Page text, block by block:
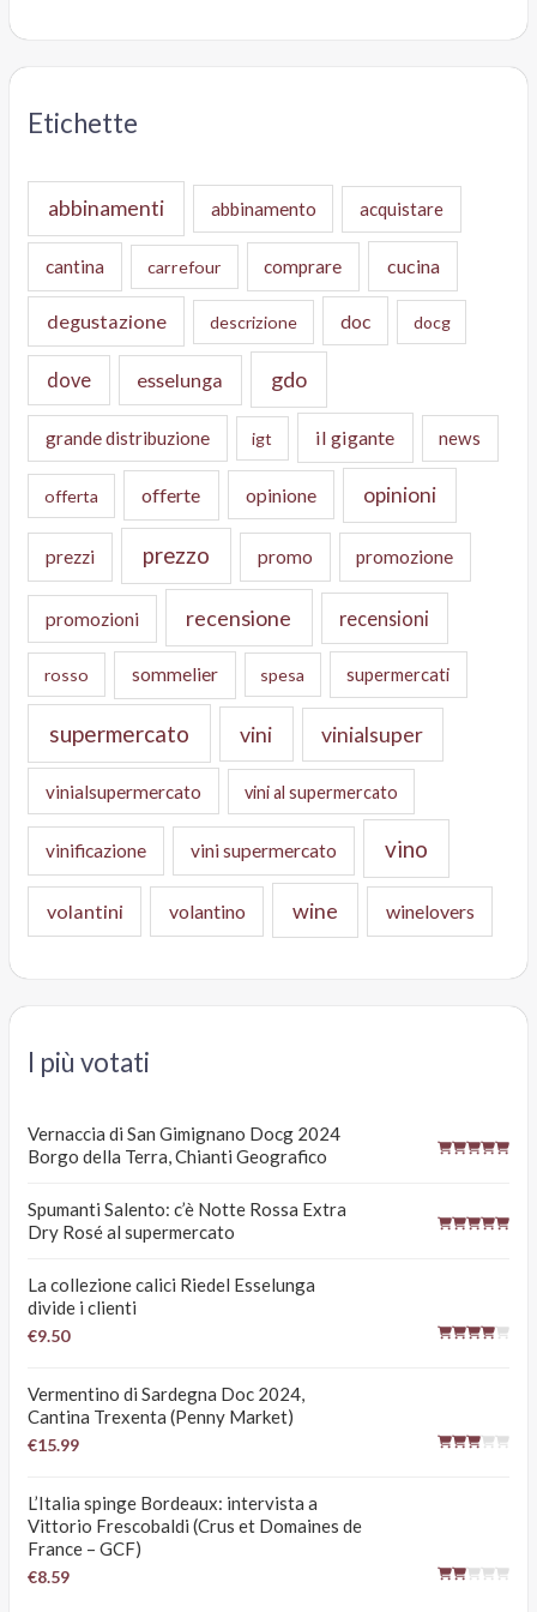
Etichette
abbinamenti abbinamento acquistare
cantina carrefour comprare cucina
degustazione descrizione doc docg
dove esselunga gdo
grande distribuzione igt il gigante news
offerta offerte opinione opinioni
prezzi prezzo promo promozione
promozioni recensione recensioni
rosso sommelier spesa supermercati
supermercato vini vinialsuper
vinialsupermercato vini al supermercato
vinificazione vini supermercato vino
volantini volantino wine winelovers
I più votati
Vernaccia di San Gimignano Docg 2024
Borgo della Terra, Chianti Geografico
Spumanti Salento: c’è Notte Rossa Extra
Dry Rosé al supermercato
La collezione calici Riedel Esselunga
divide i clienti
€9.50
Vermentino di Sardegna Doc 2024,
Cantina Trexenta (Penny Market)
€15.99
L’Italia spinge Bordeaux: intervista a
Vittorio Frescobaldi (Crus et Domaines de
France – GCF)
€8.59